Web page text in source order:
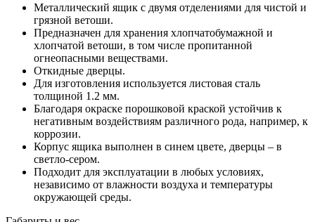
Металлический ящик с двумя отделениями для чистой и
грязной ветоши.
Предназначен для хранения хлопчатобумажной и
хлопчатой ветоши, в том числе пропитанной
огнеопасными веществами.
Откидные дверцы.
Для изготовления используется листовая сталь
толщиной 1.2 мм.
Благодаря окраске порошковой краской устойчив к
негативным воздействиям различного рода, например, к
коррозии.
Корпус ящика выполнен в синем цвете, дверцы – в
светло-сером.
Подходит для эксплуатации в любых условиях,
независимо от влажности воздуха и температуры
окружающей среды.